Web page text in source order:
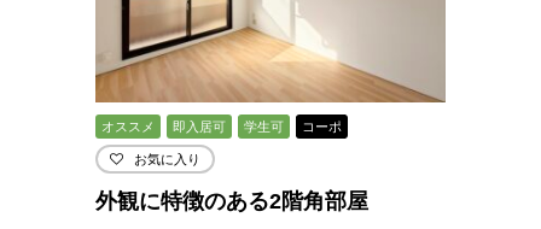
オススメ 即入居可 学生可 コーポ
お気に入り
外観に特徴のある2階角部屋